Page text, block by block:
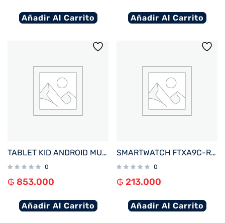
Añadir Al Carrito Añadir Al Carrito
TABLET KID ANDROID MULTILASER NB624 QC/64GB/4G/7″/ROSA PRINCESAS DISNEY
0
₲ 853.000
Añadir Al Carrito
SMARTWATCH FTXA9C-RR 46MM ROJO ANDROID/IOS/BT/FREC. CARD
0
₲ 213.000
Añadir Al Carrito